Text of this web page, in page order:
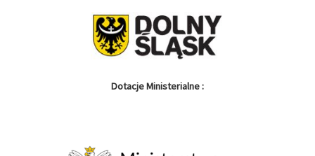
Dotacje Ministerialne :